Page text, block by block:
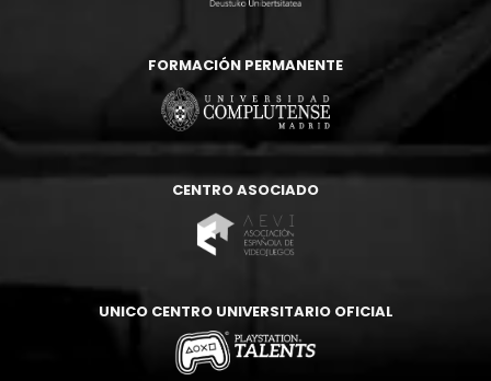
FORMACIÓN PERMANENTE
CENTRO ASOCIADO
UNICO CENTRO UNIVERSITARIO OFICIAL